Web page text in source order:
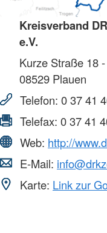
Kreisverband
e.V.
Kurze Straße 18
08529 Plauen
Telefon: 0 37 41
Telefax: 0 37 41
Web: http://
E-Mail:
Karte: Link zur